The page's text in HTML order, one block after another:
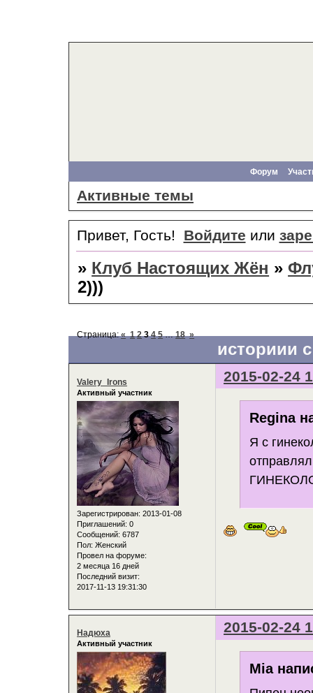
Форум
Активные темы
Привет, Гость! Войдите или
» Клуб Настоящих Жён »
2)))
историии
Страница:« 1 2 3 4 5 … 18 »
2015-02-24
Valery_Irons
Активный участник
Зарегистрирован: 2013-01-08
Приглашений: 0
Сообщений: 6787
Пол: Женский
Провел на форуме:
2 месяца 16 дней
Последний визит:
2017-11-13 19:31:30
Regina
Я с
2015-02-24
Надюха
Активный участник
Mia